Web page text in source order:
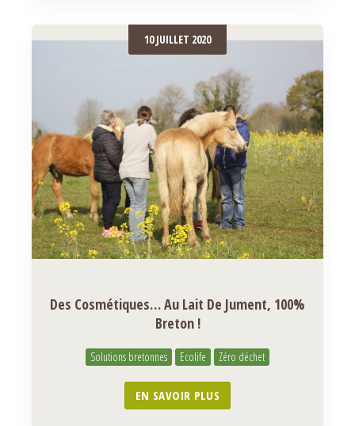
10 JUILLET 2020
Des Cosmétiques… Au Lait De Jument, 100%
Breton !
Solutions bretonnes Ecolife Zéro déchet
EN SAVOIR PLUS